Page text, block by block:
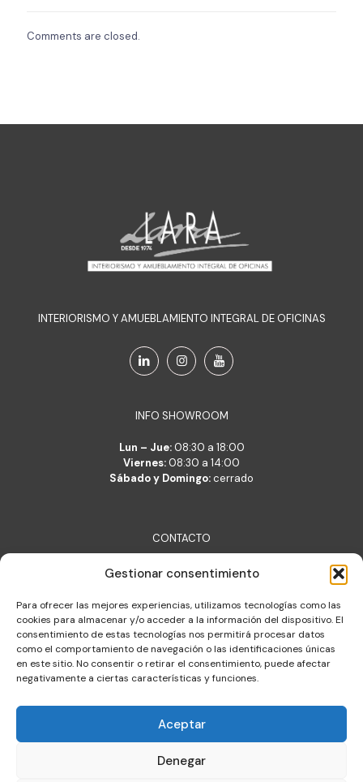
Gestionar consentimiento
Para ofrecer las mejores experiencias, utilizamos tecnologías como las
cookies para almacenar y/o acceder a la información del dispositivo. El
consentimiento de estas tecnologías nos permitirá procesar datos
como el comportamiento de navegación o las identificaciones únicas
en este sitio. No consentir o retirar el consentimiento, puede afectar
negativamente a ciertas características y funciones.
Aceptar
Denegar
Comments are closed.
INTERIORISMO Y AMUEBLAMIENTO INTEGRAL DE OFICINAS
INFO SHOWROOM
Lun – Jue:08:30 a 18:00
Viernes: 08:30 a 14:00
Sábado y Domingo:cerrado
CONTACTO
Lara Belsué S.L.
lara@lara.es
T: +34 976 377 704
Almacén de logística integral
c/ Constitución 30, Cuarte de Huerva